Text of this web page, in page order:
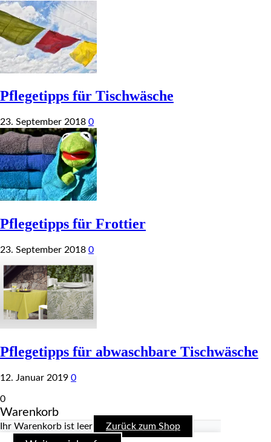
Pflegetipps für Tischwäsche
23. September 2018 0
Pflegetipps für Frottier
23. September 2018 0
Pflegetipps für abwaschbare Tischwäsche
12. Januar 2019 0
0
Warenkorb
Ihr Warenkorb ist leer Zurück zum Shop